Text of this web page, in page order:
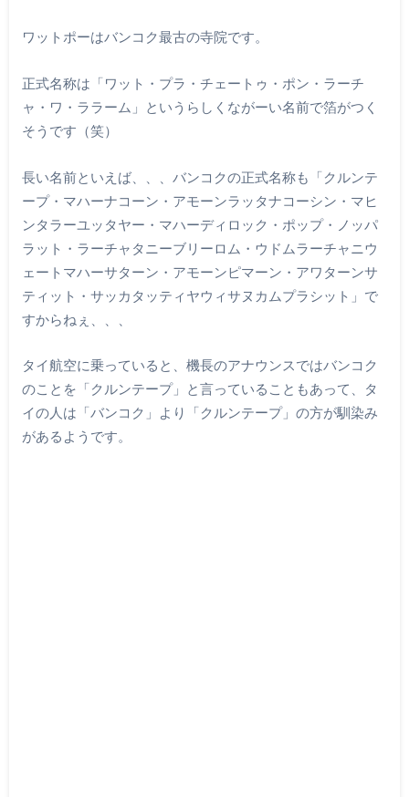
ワットポーはバンコク最古の寺院です。
正式名称は「ワット・プラ・チェートゥ・ポン・ラーチ
ャ・ワ・ララーム」というらしくながーい名前で箔がつく
そうです（笑）
長い名前といえば、、、バンコクの正式名称も「クルンテ
ープ・マハーナコーン・アモーンラッタナコーシン・マヒ
ンタラーユッタヤー・マハーディロック・ポップ・ノッパ
ラット・ラーチャタニーブリーロム・ウドムラーチャニウ
ェートマハーサターン・アモーンピマーン・アワターンサ
ティット・サッカタッティヤウィサヌカムプラシット」で
すからねぇ、、、
タイ航空に乗っていると、機長のアナウンスではバンコク
のことを「クルンテープ」と言っていることもあって、タ
イの人は「バンコク」より「クルンテープ」の方が馴染み
があるようです。